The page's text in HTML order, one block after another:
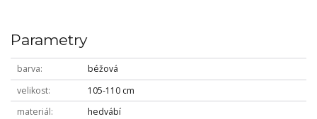
Parametry
barva
béžová
velikost
105-110 cm
materiál
hedvábí